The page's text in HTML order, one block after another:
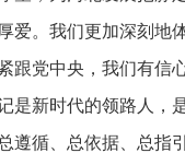
爱。我们更加深刻地
跟党中央，我们有信
是新时代的领路人，
遵循、总依据、总指